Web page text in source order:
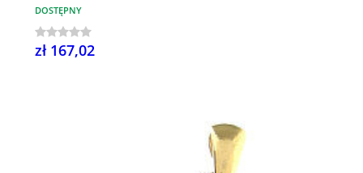
DOSTĘPNY
zł 167,02